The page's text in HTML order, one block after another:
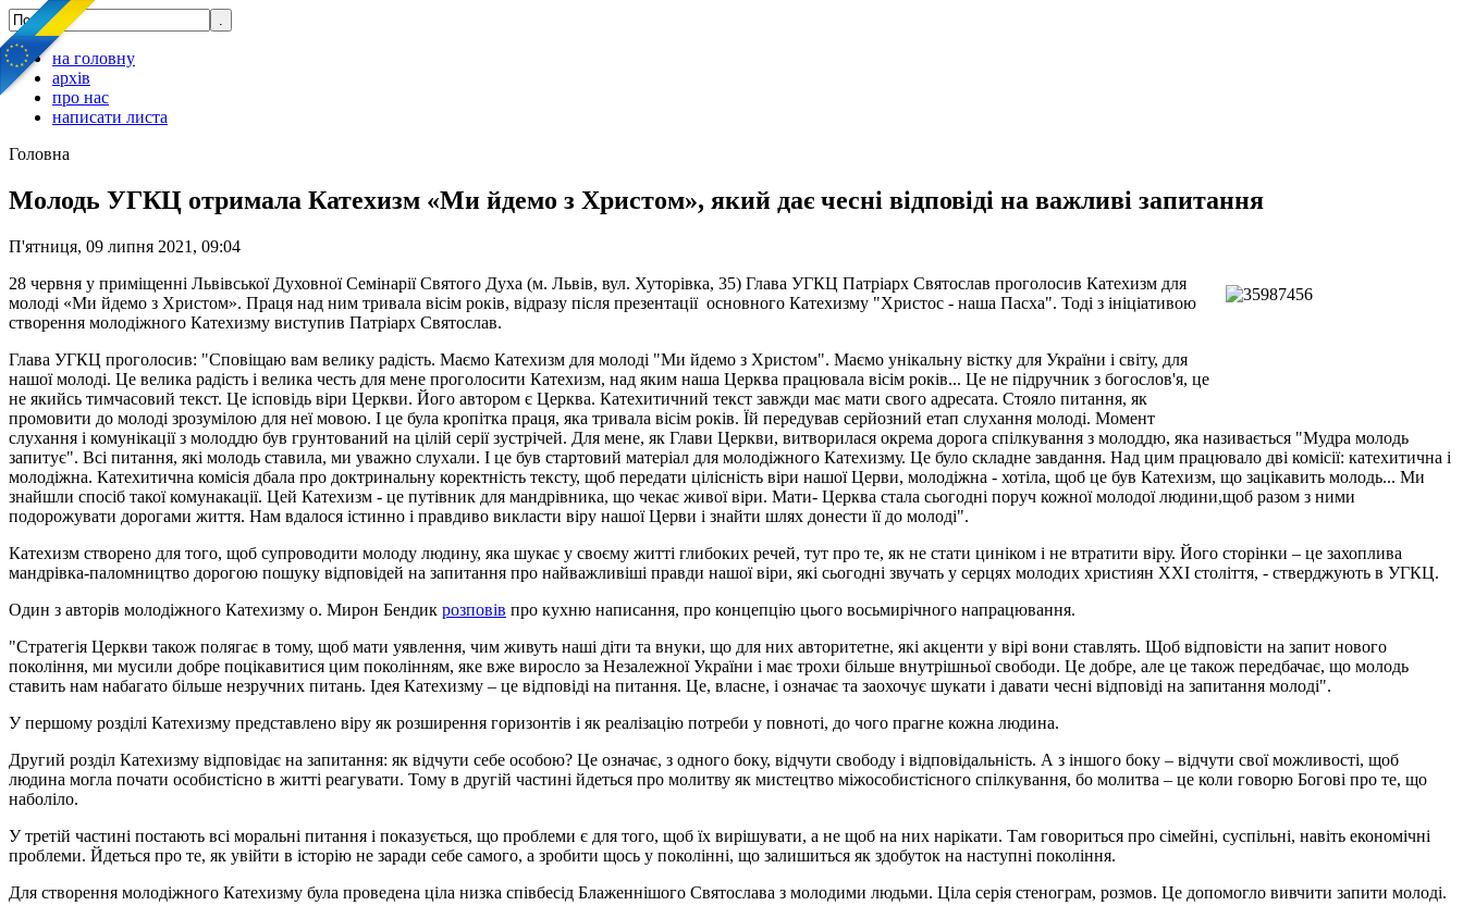
на головну
архів
про нас
написати листа
Головна
Молодь УГКЦ отримала Катехизм «Ми йдемо з Христом», який дає чесні відповіді на важливі запитання
П'ятниця, 09 липня 2021, 09:04
28 червня у приміщенні Львівської Духовної Семінарії Святого Духа (м. Львів, вул. Хуторівка, 35) Глава УГКЦ Патріарх Святослав проголосив Катехизм для
молоді «Ми йдемо з Христом». Праця над ним тривала вісім років, відразу після презентації основного Катехизму "Христос - наша Пасха". Тоді з ініціативою
створення молодіжного Катехизму виступив Патріарх Святослав.
Глава УГКЦ проголосив: "Сповіщаю вам велику радість. Маємо Катехизм для молоді "Ми йдемо з Христом". Маємо унікальну вістку для України і світу, для
нашої молоді. Це велика радість і велика честь для мене проголосити Катехизм, над яким наша Церква працювала вісім років... Це не підручник з богослов'я, це
не якийсь тимчасовий текст. Це ісповідь віри Церкви. Його автором є Церква. Катехитичний текст завжди має мати свого адресата. Стояло питання, як
промовити до молоді зрозумілою для неї мовою. І це була кропітка праця, яка тривала вісім років. Їй передував серйозний етап слухання молоді. Момент
слухання і комунікації з молоддю був грунтований на цілій серії зустрічей. Для мене, як Глави Церкви, витворилася окрема дорога спілкування з молоддю, яка називається "Мудра молодь
запитує". Всі питання, які молодь ставила, ми уважно слухали. І це був стартовий матеріал для молодіжного Катехизму. Це було складне завдання. Над цим працювало дві комісії: катехитична і
молодіжна. Катехитична комісія дбала про доктринальну коректність тексту, щоб передати цілісність віри нашої Церви, молодіжна - хотіла, щоб це був Катехизм, що зацікавить молодь... Ми
знайшли спосіб такої комунакації. Цей Катехизм - це путівник для мандрівника, що чекає живої віри. Мати- Церква стала сьогодні поруч кожної молодої людини,щоб разом з ними
подорожувати дорогами життя. Нам вдалося істинно і правдиво викласти віру нашої Церви і знайти шлях донести її до молоді".
Катехизм створено для того, щоб супроводити молоду людину, яка шукає у своєму житті глибоких речей, тут про те, як не стати циніком і не втратити віру. Його сторінки – це захоплива
мандрівка-паломництво дорогою пошуку відповідей на запитання про найважливіші правди нашої віри, які сьогодні звучать у серцях молодих християн XXI століття, - стверджують в УГКЦ.
Один з авторів молодіжного Катехизму о. Мирон Бендик розповів про кухню написання, про концепцію цього восьмирічного напрацювання.
"Стратегія Церкви також полягає в тому, щоб мати уявлення, чим живуть наші діти та внуки, що для них авторитетне, які акценти у вірі вони ставлять. Щоб відповісти на запит нового
покоління, ми мусили добре поцікавитися цим поколінням, яке вже виросло за Незалежної України і має трохи більше внутрішньої свободи. Це добре, але це також передбачає, що молодь
ставить нам набагато більше незручних питань. Ідея Катехизму – це відповіді на питання. Це, власне, і означає та заохочує шукати і давати чесні відповіді на запитання молоді".
У першому розділі Катехизму представлено віру як розширення горизонтів і як реалізацію потреби у повноті, до чого прагне кожна людина.
Другий розділ Катехизму відповідає на запитання: як відчути себе особою? Це означає, з одного боку, відчути свободу і відповідальність. А з іншого боку – відчути свої можливості, щоб
людина могла почати особистісно в житті реагувати. Тому в другій частині йдеться про молитву як мистецтво міжособистісного спілкування, бо молитва – це коли говорю Богові про те, що
наболіло.
У третій частині постають всі моральні питання і показується, що проблеми є для того, щоб їх вирішувати, а не щоб на них нарікати. Там говориться про сімейні, суспільні, навіть економічні
проблеми. Йдеться про те, як увійти в історію не заради себе самого, а зробити щось у поколінні, що залишиться як здобуток на наступні покоління.
Для створення молодіжного Катехизму була проведена ціла низка співбесід Блаженнішого Святослава з молодими людьми. Ціла серія стенограм, розмов. Це допомогло вивчити запити молоді.